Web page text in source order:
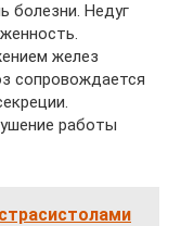
болезни. Недуг
желез
сопровождается
работы